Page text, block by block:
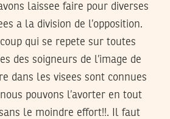
laissee faire pour diverses
a la division de l’opposition.
qui se repete sur toutes
des soigneurs de l’image de
dans les visees sont connues
nous pouvons l’avorter en tout
le moindre effort!!. Il faut